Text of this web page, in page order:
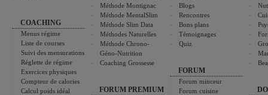
COACHING
Menus régime
Liste de courses
Suivi des mensurations
Réglette de régime
Exercices physiques
Compteur de calories
Calcul poids idéal
Méthode Montignac
Méthode MentalSlim
Méthode Slim Data
Méthodes Naturelles
Méthode Chrono-
Géno-Nutrition
Coaching Grossesse
FORUM PREMIUM
Blogs
Rencontres
Bons plans
Témoignages
Quiz
FORUM
Forum minceur
Forum cuisine